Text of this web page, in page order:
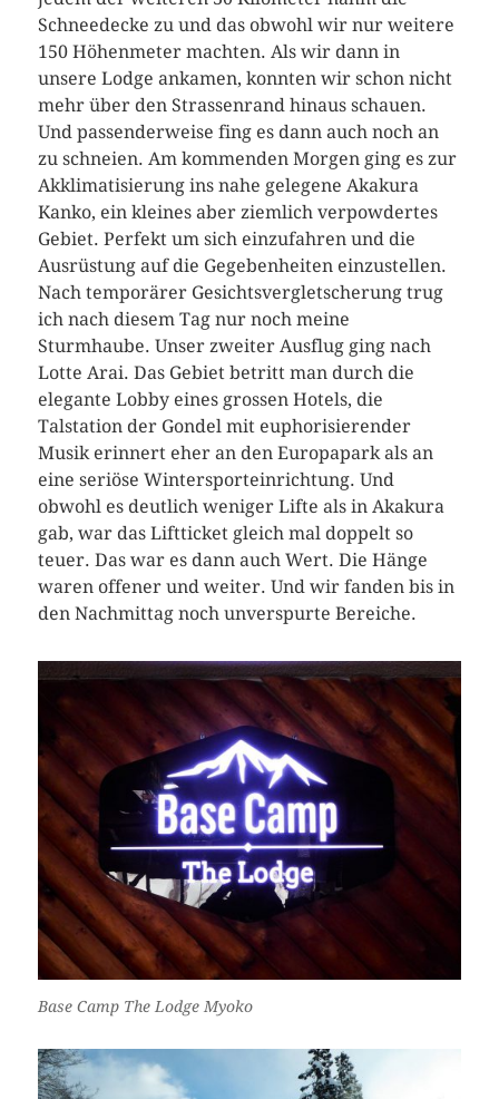
Schneedecke zu und das obwohl wir nur weitere
150 Höhenmeter machten. Als wir dann in
unsere Lodge ankamen, konnten wir schon nicht
mehr über den Strassenrand hinaus schauen.
Und passenderweise fing es dann auch noch an
zu schneien. Am kommenden Morgen ging es zur
Akklimatisierung ins nahe gelegene Akakura
Kanko, ein kleines aber ziemlich verpowdertes
Gebiet. Perfekt um sich einzufahren und die
Ausrüstung auf die Gegebenheiten einzustellen.
Nach temporärer Gesichtsvergletscherung trug
ich nach diesem Tag nur noch meine
Sturmhaube. Unser zweiter Ausflug ging nach
Lotte Arai. Das Gebiet betritt man durch die
elegante Lobby eines grossen Hotels, die
Talstation der Gondel mit euphorisierender
Musik erinnert eher an den Europapark als an
eine seriöse Wintersporteinrichtung. Und
obwohl es deutlich weniger Lifte als in Akakura
gab, war das Liftticket gleich mal doppelt so
teuer. Das war es dann auch Wert. Die Hänge
waren offener und weiter. Und wir fanden bis in
den Nachmittag noch unverspurte Bereiche.
Base Camp The Lodge Myoko